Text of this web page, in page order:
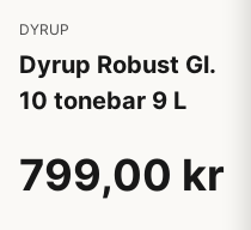
DYRUP
Dyrup Robust Gl.
10 tonebar 9 L
799,00 kr